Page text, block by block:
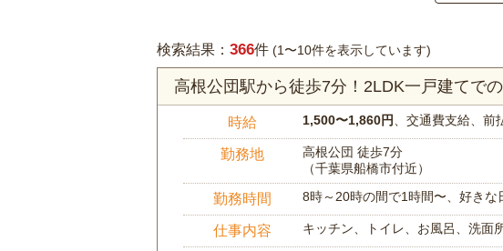
検索結果： 366件 (1〜10件を表示しています)
高根公団駅から徒歩7分！2LDK一戸建てで
時給 1,500〜1,860円 、交通費支給、前
勤務地
高根公団 徒歩7分
（千葉県船橋市付近）
勤務時間 8時～20時の間で1時間〜、好き
仕事内容 キッチン、トイレ、お風呂、洗面